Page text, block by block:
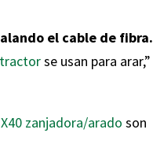
el cable de fibra.
se usan para arar,”
zanjadora/arado son